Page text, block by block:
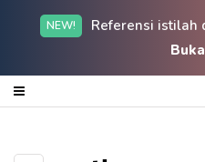
NEW!
Referensi istilah